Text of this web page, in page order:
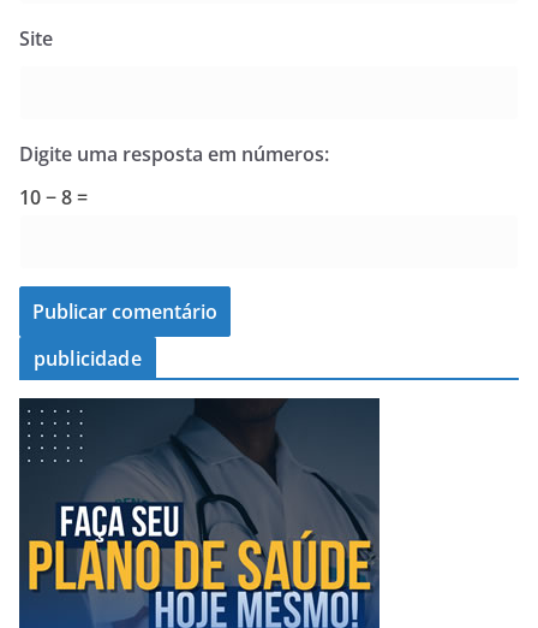
Site
Digite uma resposta em números:
10 − 8 =
publicidade